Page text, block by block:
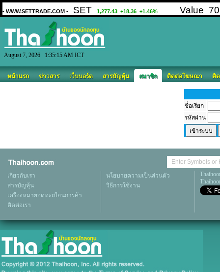
August 7, 2026 1:35:15 AM ICT
หน้าแรก ข่าวสาร เว็บบอร์ด สารบัญหุ้น สมาชิก ติดต่อโฆษณา ติ
ชื่อเรียก
รหัสผ่าน
เกี่ยวกับเรา
สารบัญหุ้น
เครื่องหมายจดทะเบียนการค้า
ติดต่อเรา
นโยบายความเป็นส่วนตัว
วิธีการใช้งาน